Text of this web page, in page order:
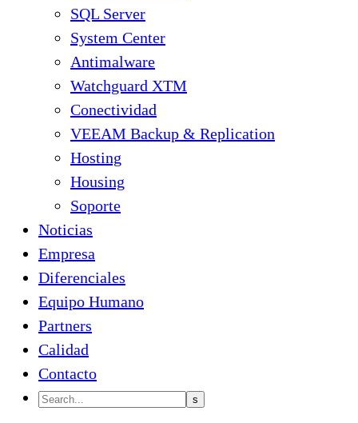
SQL Server
System Center
Antimalware
Watchguard XTM
Conectividad
VEEAM Backup & Replication
Hosting
Housing
Soporte
Noticias
Empresa
Diferenciales
Equipo Humano
Partners
Calidad
Contacto